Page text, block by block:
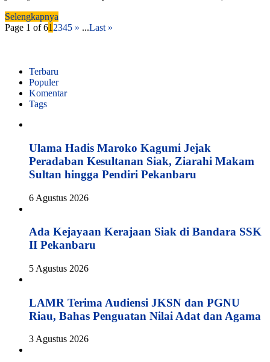
Selengkapnya
Page 1 of 61 2345 » ...Last »
Terbaru
Populer
Komentar
Tags
Ulama Hadis Maroko Kagumi Jejak
Peradaban Kesultanan Siak, Ziarahi Makam
Sultan hingga Pendiri Pekanbaru
6 Agustus 2026
Ada Kejayaan Kerajaan Siak di Bandara SSK
II Pekanbaru
5 Agustus 2026
LAMR Terima Audiensi JKSN dan PGNU
Riau, Bahas Penguatan Nilai Adat dan Agama
3 Agustus 2026